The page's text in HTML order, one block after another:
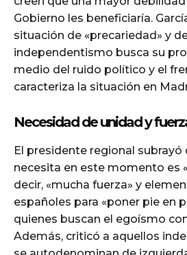
Gobierno les beneficiaría.
situación de «precariedad» y
independentismo busca su
medio del ruido político y el
caracteriza la situación en
Necesidad de unidad y
El presidente regional subrayó
necesita en este momento es
decir, «mucha fuerza» y
españoles para «poner pie en
quienes buscan el egoísmo
Además, criticó a aquellos